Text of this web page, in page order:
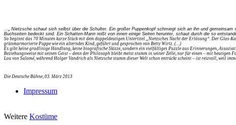
…„ Nietzsche schaut sich selbst über die Schulter. Ein großer Puppenkopf schmiegt sich an ihn und
Buchseiten bedeckt sind. Ein Schatten-Mann reißt von innen einige Seiten herunter, schaut durch die so
So beginnt das 70 Minuten kurze Stück mit dem doppeldeutigen Untertitel „Nietzsches Nacht der Erlösung“. Der Glas-
grünmarmorierte Puppe wie ein alterndes Kind, geführt und gesprochen von Betty Wirtz. (…)
Es gibt keine gradlinige Handlung, keine biografische Skizze, sondern ein vielfältiges Puzzle aus Erinnerungen,
Beziehungsweise mit seinen Geist – denn der Philosoph bleibt meist stumm in seiner Zelle, nur für einen – mit
Lou von Salomé, während Holger Vandrich als Nietzsche stumm dieser Welt schon entrückt scheint – ist reizvoll, weil
Die Deutsche Bühne, 03. März 2013
Impressum
Weitere Kostüme